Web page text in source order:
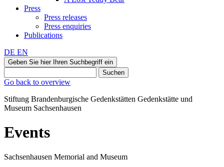
Press
Press releases
Press enquiries
Publications
DE EN
Geben Sie hier Ihren Suchbegriff ein
Suchen
Go back to overview
Stiftung Brandenburgische Gedenkstätten Gedenkstätte und
Museum Sachsenhausen
Events
Sachsenhausen Memorial and Museum